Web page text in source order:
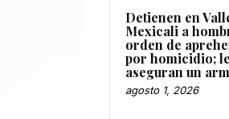
Detienen en
Mexicali a
orden de
por homicidio; le
aseguran un
agosto 1, 2026